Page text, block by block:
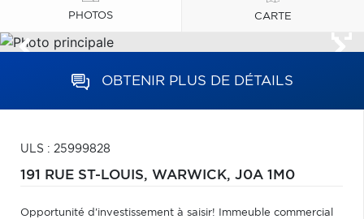
PHOTOS CARTE
OBTENIR PLUS DE DÉTAILS
ULS : 25999828
191 RUE ST-LOUIS, WARWICK, J0A 1M0
Opportunité d'investissement à saisir! Immeuble commercial